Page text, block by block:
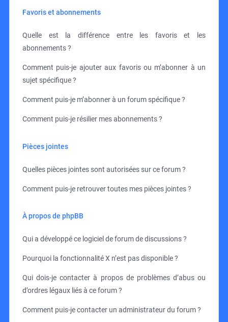
Favoris et abonnements
Quelle est la différence entre les favoris et les
abonnements ?
Comment puis-je ajouter aux favoris ou m’abonner à un
sujet spécifique ?
Comment puis-je m’abonner à un forum spécifique ?
Comment puis-je résilier mes abonnements ?
Pièces jointes
Quelles pièces jointes sont autorisées sur ce forum ?
Comment puis-je retrouver toutes mes pièces jointes ?
À propos de phpBB
Qui a développé ce logiciel de forum de discussions ?
Pourquoi la fonctionnalité X n’est pas disponible ?
Qui dois-je contacter à propos de problèmes d’abus ou
d’ordres légaux liés à ce forum ?
Comment puis-je contacter un administrateur du forum ?